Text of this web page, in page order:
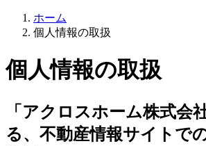
ホーム
個人情報の取扱
個人情報の取扱
「アクロスホーム株式会
る、不動産情報サイトで